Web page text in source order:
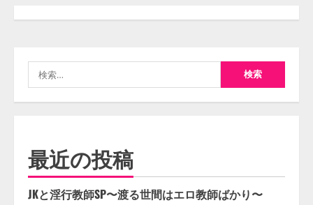
索:
最近の投稿
JKと淫行教師SP〜渡る世間はエロ教師ばかり〜